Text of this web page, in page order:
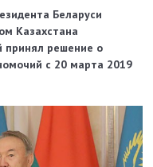
Беларуси
Казахстана
принял решение о
с 20 марта 2019